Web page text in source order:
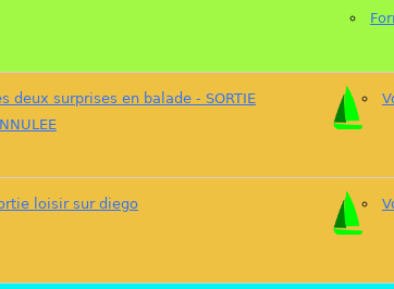
deux surprises en balade - SORTIE
loisir sur diego